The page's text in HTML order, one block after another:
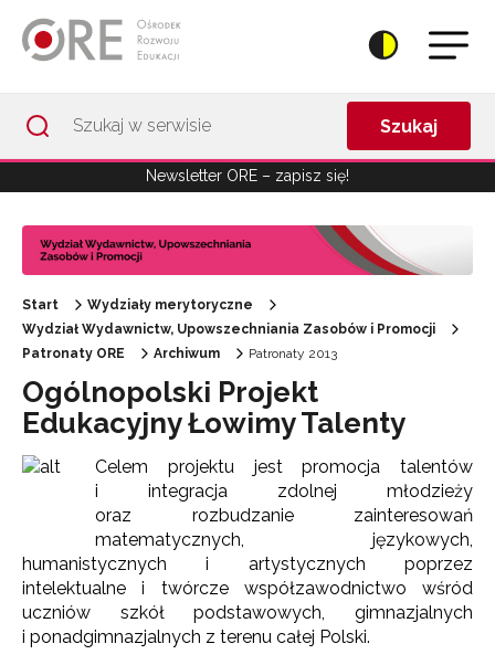
Szukaj
Newsletter ORE – zapisz się!
Start
Wydziały merytoryczne
Wydział Wydawnictw, Upowszechniania Zasobów i Promocji
Patronaty ORE
Archiwum Patronaty 2013
Ogólnopolski Projekt
Edukacyjny Łowimy Talenty
Celem projektu jest promocja talentów
i integracja zdolnej młodzieży
oraz rozbudzanie zainteresowań
matematycznych, językowych,
humanistycznych i artystycznych poprzez
intelektualne i twórcze współzawodnictwo wśród
uczniów szkół podstawowych, gimnazjalnych
i ponadgimnazjalnych z terenu całej Polski.